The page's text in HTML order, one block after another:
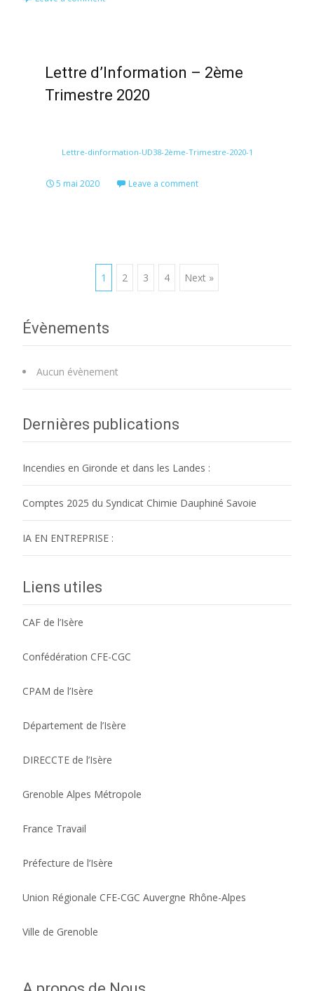
Lettre d’Information – 2ème
Trimestre 2020
Lettre-dinformation-UD38-2ème-Trimestre-2020-1
5 mai 2020 Leave a comment
Posts
navigation
1 2 3 4 Next »
Évènements
Aucun évènement
Dernières publications
Incendies en Gironde et dans les Landes :
Comptes 2025 du Syndicat Chimie Dauphiné Savoie
IA EN ENTREPRISE :
Liens utiles
CAF de l’Isère
Confédération CFE-CGC
CPAM de l’Isère
Département de l’Isère
DIRECCTE de l’Isère
Grenoble Alpes Métropole
France Travail
Préfecture de l’Isère
Union Régionale CFE-CGC Auvergne Rhône-Alpes
Ville de Grenoble